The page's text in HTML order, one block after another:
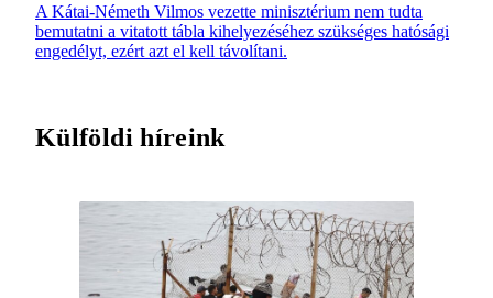
A Kátai-Németh Vilmos vezette minisztérium nem tudta
bemutatni a vitatott tábla kihelyezéséhez szükséges hatósági
engedélyt, ezért azt el kell távolítani.
Külföldi híreink